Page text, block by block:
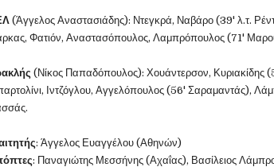
(Άγγελος Αναστασιάδης): Ντεγκρά, Ναβάρο (39' λ.τ.
Φατιόν, Αναστασόπουλος, Λαμπρόπουλος (71'
(Νίκος Παπαδόπουλος): Χουάντερσον,
Ιντζόγλου, Αγγελόπουλος (56' Σαραμαντάς),
: Άγγελος Ευαγγέλου (Αθηνών)
: Παναγιώτης Μεσσήνης (Αχαΐας), Βασίλειος